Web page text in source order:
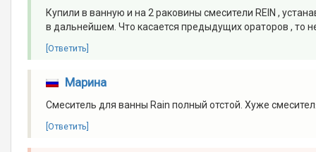
Купили в ванную и на 2 раковины смесители REIN ,
в дальнейшем. Что касается предыдущих ораторов , то
[Ответить]
Марина
Смеситель для ванны Rain полный отстой. Хуже
[Ответить]